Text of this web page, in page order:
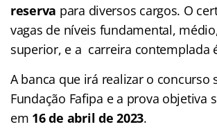
reserva para diversos cargos. O
vagas de níveis fundamental,
superior, e a carreira contemplada
A banca que irá realizar o concurso
Fundação Fafipa e a prova objetiva
em 16 de abril de 2023.